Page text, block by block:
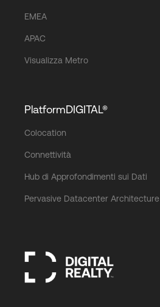
EMEA
APAC
Visualizza Metro
PlatformDIGITAL®
Colocation
Connettività
Hub di Approfondimenti sui Dati
Pervasive Datacenter Architecture